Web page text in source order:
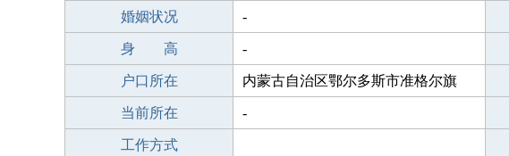
婚姻状况 -
身 高 -
户口所在 内蒙古自治区鄂尔多斯市准格尔旗
当前所在 -
工作方式